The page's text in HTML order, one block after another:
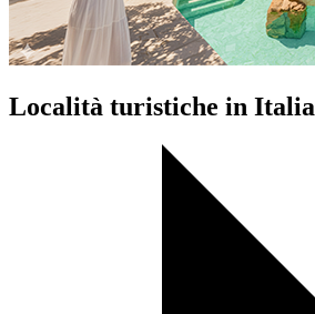
Località turistiche in Italia